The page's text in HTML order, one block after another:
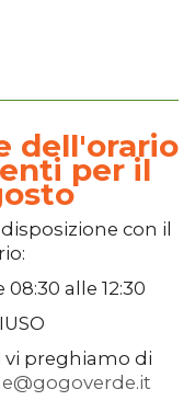
dell'orario
per il
con il
08:30 alle 12:30
vi preghiamo di